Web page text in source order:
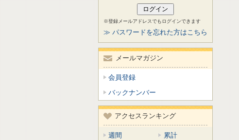
※登録メールアドレスでもログインできます
≫ パスワードを忘れた方はこちら
メールマガジン
会員登録
バックナンバー
アクセスランキング
週間 累計